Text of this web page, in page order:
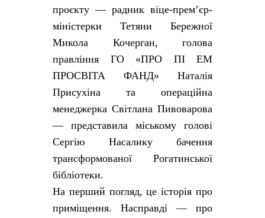
проєкту — радник віце-прем’єр-
міністерки Тетяни Бережної
Микола Кочерган, голова
правління ГО «ПРО ПІ ЕМ
ПРОСВІТА ФАНД» Наталія
Присухіна та операційна
менеджерка Світлана Пивоварова
— представила міському голові
Сергію Насалику бачення
трансформованої Рогатинської
бібліотеки.
На перший погляд, це історія про
приміщення. Насправді — про